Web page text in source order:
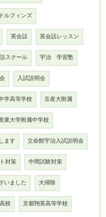
ルフィンズ
英会話 英会話レッスン
スクール 宇治 学習塾
入試説明会
学高等学校 京産大附属
業大学附属中学校
ます 立命館宇治入試説明会
対策 中間試験対策
いました 大掃除
校 京都翔英高等学校